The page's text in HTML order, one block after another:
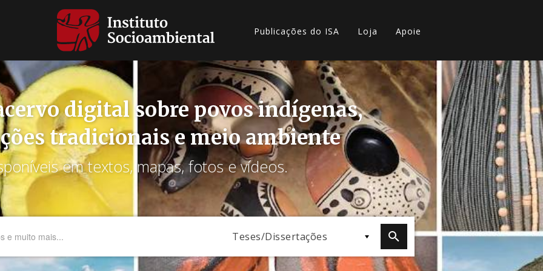
Publicações do ISA Loja Apoie
digital sobre povos indígenas,
tradicionais e meio ambiente
em textos, mapas, fotos e vídeos.
Teses/Dissertações